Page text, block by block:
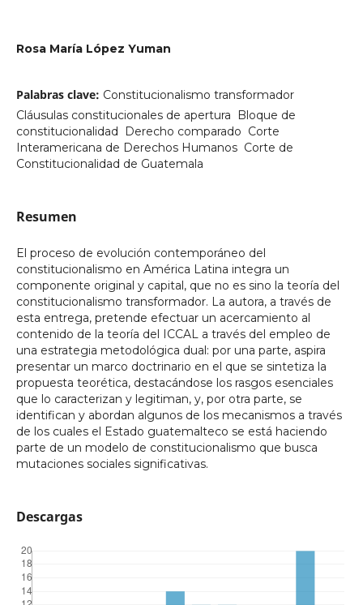
Rosa María López Yuman
Palabras clave: Constitucionalismo transformador 
Cláusulas constitucionales de apertura  Bloque de
constitucionalidad  Derecho comparado  Corte
Interamericana de Derechos Humanos  Corte de
Constitucionalidad de Guatemala
Resumen
El proceso de evolución contemporáneo del
constitucionalismo en América Latina integra un
componente original y capital, que no es sino la teoría del
constitucionalismo transformador. La autora, a través de
esta entrega, pretende efectuar un acercamiento al
contenido de la teoría del ICCAL a través del empleo de
una estrategia metodológica dual: por una parte, aspira
presentar un marco doctrinario en el que se sintetiza la
propuesta teorética, destacándose los rasgos esenciales
que lo caracterizan y legitiman, y, por otra parte, se
identifican y abordan algunos de los mecanismos a través
de los cuales el Estado guatemalteco se está haciendo
parte de un modelo de constitucionalismo que busca
mutaciones sociales significativas.
Descargas